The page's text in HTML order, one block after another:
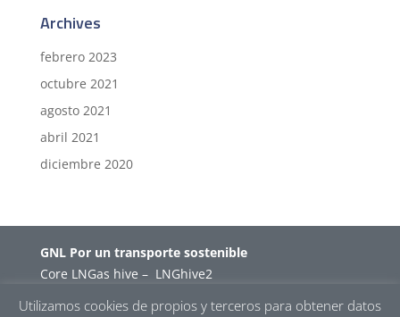
Archives
febrero 2023
octubre 2021
agosto 2021
abril 2021
diciembre 2020
GNL Por un transporte sostenible
Core LNGas hive – LNGhive2
Utilizamos cookies de propios y terceros para obtener datos